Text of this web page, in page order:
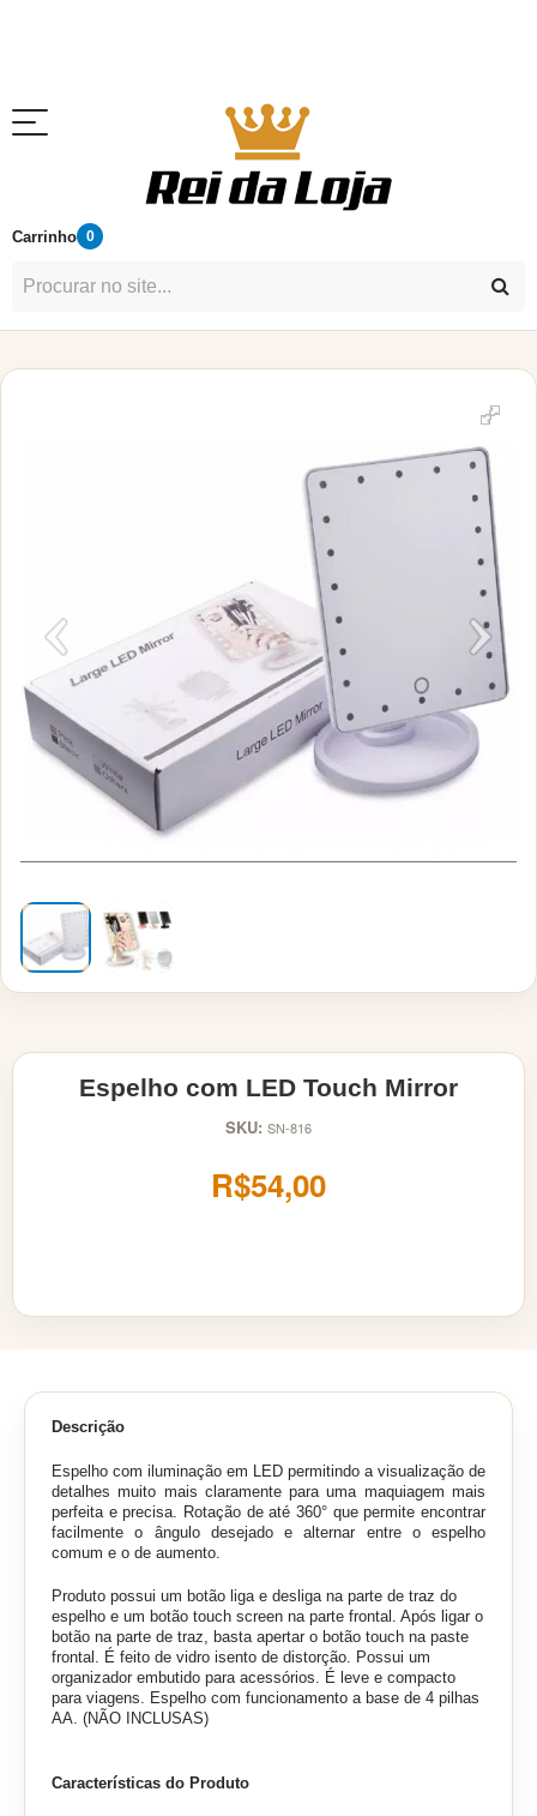
Carrinho 0
Espelho com LED Touch Mirror
SKU: SN-816
R$54,00
Descrição
Espelho com iluminação em LED permitindo a visualização de
detalhes muito mais claramente para uma maquiagem mais
perfeita e precisa. Rotação de até 360° que permite encontrar
facilmente o ângulo desejado e alternar entre o espelho
comum e o de aumento.
Produto possui um botão liga e desliga na parte de traz do
espelho e um botão touch screen na parte frontal. Após ligar o
botão na parte de traz, basta apertar o botão touch na paste
frontal. É feito de vidro isento de distorção. Possui um
organizador embutido para acessórios. É leve e compacto
para viagens. Espelho com funcionamento a base de 4 pilhas
AA. (NÃO INCLUSAS)
Características do Produto